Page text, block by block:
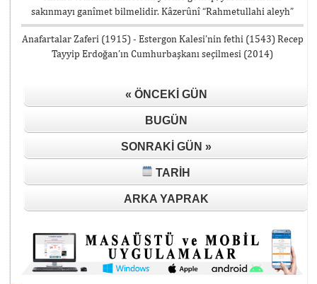
sakınmayı ganîmet bilmelidir. Kâzerûnî “Rahmetullahi aleyh”
Anafartalar Zaferi (1915) - Estergon Kalesi’nin fethi (1543) Recep
Tayyip Erdoğan’ın Cumhurbaşkanı seçilmesi (2014)
« ÖNCEKI GÜN
BUGÜN
SONRAKI GÜN »
TARIH
ARKA YAPRAK